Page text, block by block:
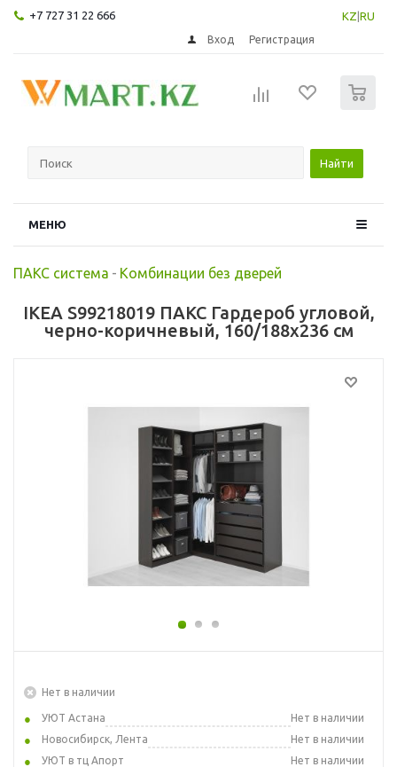
+7 727 31 22 666 KZ RU
Вход Регистрация
Найти
МЕНЮ
ПАКС система - Комбинации без дверей
IKEA S99218019 ПАКС Гардероб угловой,
черно-коричневый, 160/188x236 см
Нет в наличии
УЮТ Астана
Нет в наличии
Новосибирск, Лента
Нет в наличии
УЮТ в тц Апорт
Нет в наличии